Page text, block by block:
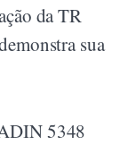
da TR
sua
5348